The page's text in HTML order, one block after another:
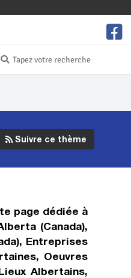
Suivre ce thème
page dédiée à
(Canada),
Entreprises
Oeuvres
Albertains,